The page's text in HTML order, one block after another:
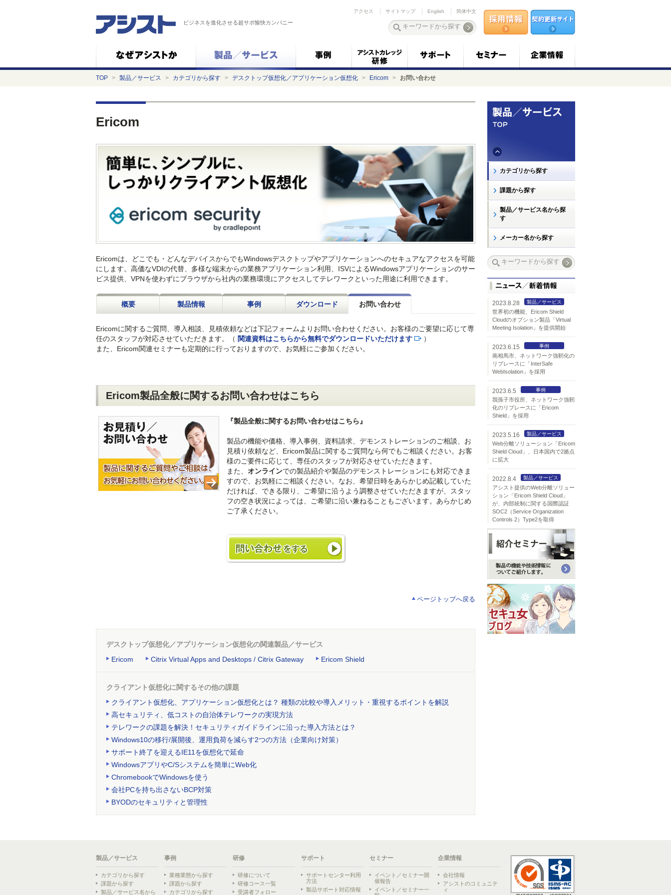
ビジネスを進化させる超サポ愉快カンパニー
アクセス サイトマップ English 简体中文
TOP > 製品／サービス > カテゴリから探す > デスクトップ仮想化／アプリケーション仮想化 > Ericom > お問い合わせ
Ericom
Ericomは、どこでも・どんなデバイスからでもWindowsデスクトップやアプリケーションへのセキュアなアクセスを可能
にします。高価なVDIの代替、多様な端末からの業務アプリケーション利用、ISVによるWindowsアプリケーションのサー
ビス提供、VPNを使わずにブラウザから社内の業務環境にアクセスしてテレワークといった用途に利用できます。
概要 製品情報 事例 ダウンロード お問い合わせ
Ericomに関するご質問、導入相談、見積依頼などは下記フォームよりお問い合わせください。お客様のご要望に応じて専
任のスタッフが対応させていただきます。（ 関連資料はこちらから無料でダウンロードいただけます
）
また、Ericom関連セミナーも定期的に行っておりますので、お気軽にご参加ください。
Ericom製品全般に関するお問い合わせはこちら
『製品全般に関するお問い合わせはこちら』
製品の機能や価格、導入事例、資料請求、デモンストレーションのご相談、お
見積り依頼など、Ericom製品に関するご質問なら何でもご相談ください。お客
様のご要件に応じて、専任のスタッフが対応させていただきます。
また、 オンラインでの製品紹介や製品のデモンストレーションにも対応できま
すので、お気軽にご相談ください。なお、希望日時をあらかじめ記載していた
だければ、できる限り、ご希望に沿うよう調整させていただきますが、スタッ
フの空き状況によっては、ご希望に沿い兼ねることもございます。あらかじめ
ご了承ください。
ページトップへ戻る
デスクトップ仮想化／アプリケーション仮想化の関連製品／サービス
Ericom
Citrix Virtual Apps and Desktops / Citrix Gateway Ericom Shield
クライアント仮想化に関するその他の課題
クライアント仮想化、アプリケーション仮想化とは？ 種類の比較や導入メリット・重視するポイントを解説
高セキュリティ、低コストの自治体テレワークの実現方法
テレワークの課題を解決！セキュリティガイドラインに沿った導入方法とは？
Windows10の移行/展開後、運用負荷を減らす2つの方法（企業向け対策）
サポート終了を迎えるIE11を仮想化で延命
WindowsアプリやC/Sシステムを簡単にWeb化
ChromebookでWindowsを使う
会社PCを持ち出さないBCP対策
BYODのセキュリティと管理性
カテゴリから探す
課題から探す
製品／サービス名から探
す
メーカー名から探す
2023.8.28 製品／サービス
世界初の機能、Ericom Shield
Cloudのオプション製品「Virtual
Meeting Isolation」を提供開始
2023.6.15 事例
南相馬市、ネットワーク強靭化の
リプレースに「InterSafe
WebIsolation」を採用
2023.6.5 事例
我孫子市役所、ネットワーク強靭
化のリプレースに「Ericom
Shield」を採用
2023.5.16 製品／サービス
Web分離ソリューション「Ericom
Shield Cloud」、日本国内で2拠点
に拡大
2022.8.4 製品／サービス
アシスト提供のWeb分離ソリュー
ション「Ericom Shield Cloud」
が、内部統制に関する国際認証
SOC2（Service Organization
Controls 2）Type2を取得
製品／サービス
カテゴリから探す
課題から探す
製品／サービス名から
事例
業種業態から探す
課題から探す
カテゴリから探す
研修
研修について
研修コース一覧
受講者フォロー
サポート
サポートセンター利用
方法
製品サポート対応情報
セミナー
イベント／セミナー開
催報告
イベント／セミナー一
企業情報
会社情報
アシストのコミュニテ
ィ